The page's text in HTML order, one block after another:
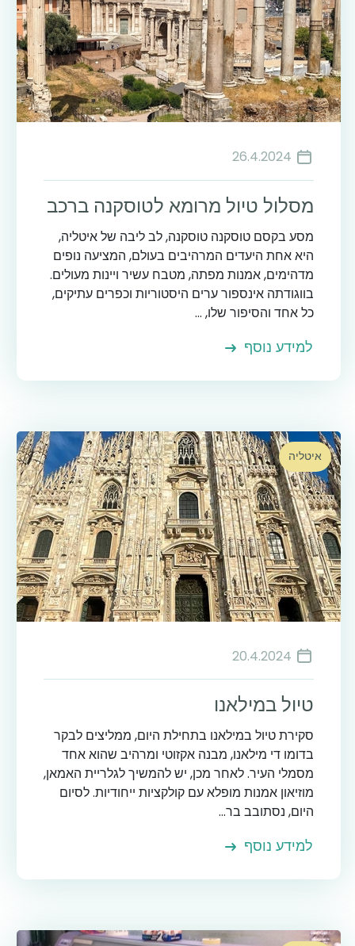
26.4.2024
מסלול טיול מרומא לטוסקנה ברכב
מסע בקסם טוסקנה טוסקנה, לב ליבה של איטליה,
היא אחת היעדים המרהיבים בעולם, המציעה נופים
מדהימים, אמנות מפתה, מטבח עשיר ויינות מעולים.
בווגודתה אינספור ערים היסטוריות וכפרים עתיקים,
כל אחד והסיפור שלו, ...
למידע נוסף
איטליה
20.4.2024
טיול במילאנו
סקירת טיול במילאנו בתחילת היום, ממליצים לבקר
בדומו די מילאנו, מבנה אקזוטי ומרהיב שהוא אחד
מסמלי העיר. לאחר מכן, יש להמשיך לגלריית האמאן,
מוזיאון אמנות מופלא עם קולקציות ייחודיות. לסיום
היום, נסתובב בר...
למידע נוסף